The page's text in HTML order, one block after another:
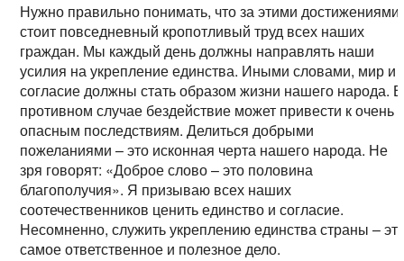
Нужно правильно понимать, что за этими достижениями
стоит повседневный кропотливый труд всех наших
граждан. Мы каждый день должны направлять наши
усилия на укрепление единства. Иными словами, мир и
согласие должны стать образом жизни нашего народа. В
противном случае бездействие может привести к очень
опасным последствиям. Делиться добрыми
пожеланиями – это исконная черта нашего народа. Не
зря говорят: «Доброе слово – это половина
благополучия». Я призываю всех наших
соотечественников ценить единство и согласие.
Несомненно, служить укреплению единства страны –
самое ответственное и полезное дело.